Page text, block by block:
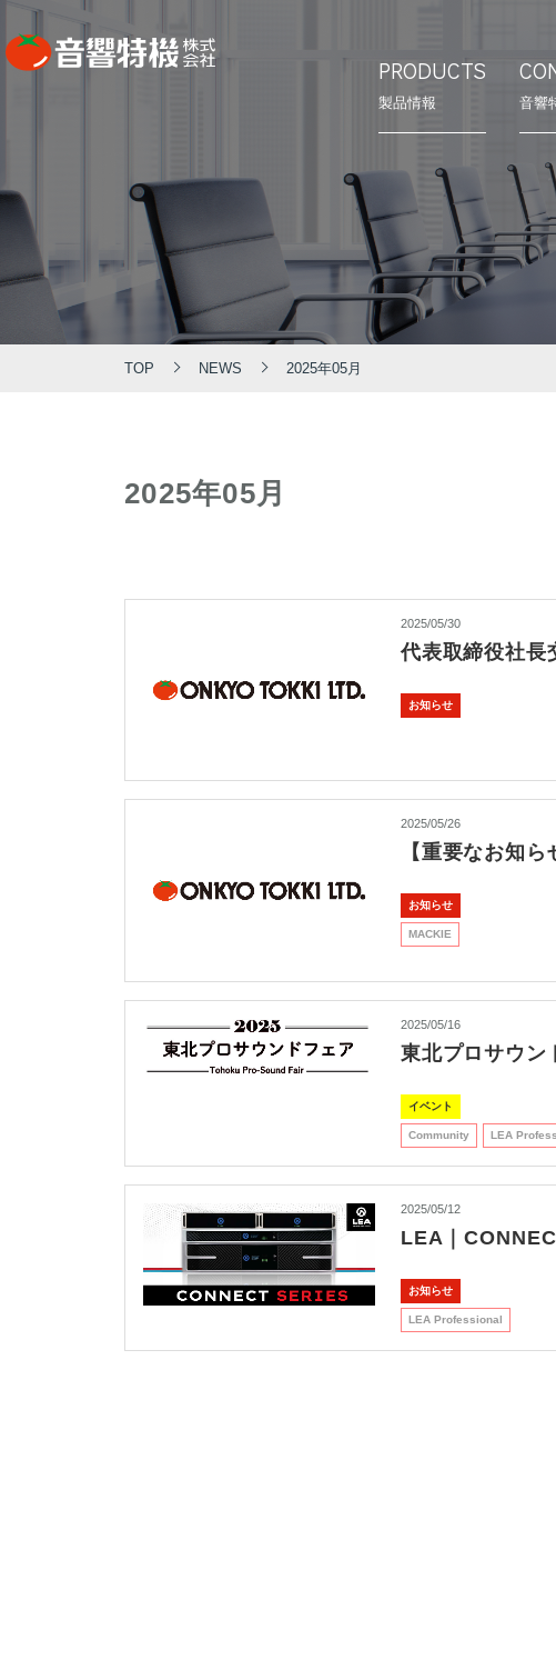
PRODUCTS
製品情報
PRODUCTS
製品情報
⾳響
CONCEPT
⾳響特機の特長
⾳響特機の特長
COMPANY
企業情報
会社概要
TOP NEWS 2025年05月
2025年05月
2025/05/30
代表取締役社長
お知らせ
2025/05/26
【重要なお知
お知らせ
MACKIE
2025/05/16
東北プロサウン
イベント
Community LEA
2025/05/12
LEA｜
お知らせ
LEA Professional